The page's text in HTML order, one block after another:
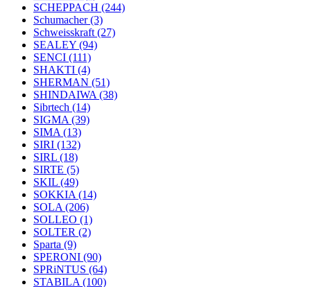
SCHEPPACH (244)
Schumacher(3)
Schweisskraft (27)
SEALEY (94)
SENCI (111)
SHAKTI (4)
SHERMAN (51)
SHINDAIWA (38)
Sibrtech (14)
SIGMA (39)
SIMA (13)
SIRI (132)
SIRL (18)
SIRTE (5)
SKIL (49)
SOKKIA (14)
SOLA (206)
SOLLEO (1)
SOLTER (2)
Sparta (9)
SPERONI (90)
SPRiNTUS (64)
STABILA (100)